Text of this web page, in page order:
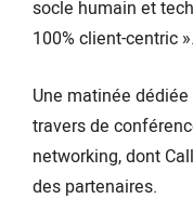
socle humain et
100% client-centric ».
Une matinée
travers de
networking, dont
des partenaires.